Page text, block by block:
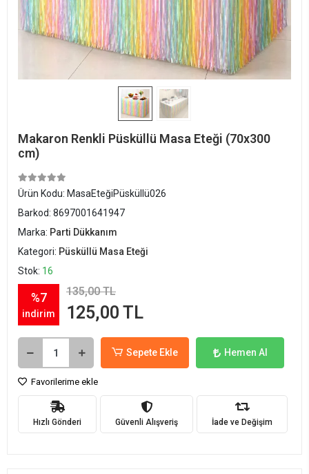
Makaron Renkli Püsküllü Masa Eteği (70x300
cm)
Ürün Kodu: MasaEteğiPüsküllü026
Barkod: 8697001641947
Marka: Parti Dükkanım
Kategori: Püsküllü Masa Eteği
Stok: 16
%7
indirim
135,00 TL
125,00 TL
Sepete Ekle Hemen Al
Favorilerime ekle
Hızlı Gönderi Güvenli Alışveriş İade ve Değişim